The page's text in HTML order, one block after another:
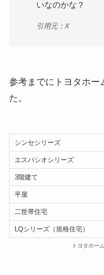
いなのかな？
引用元：X
参考までにトヨタホー
た。
シンセシリーズ
エスパシオシリーズ
3階建て
平屋
二世帯住宅
LQシリーズ（規格住宅）
トヨタホー